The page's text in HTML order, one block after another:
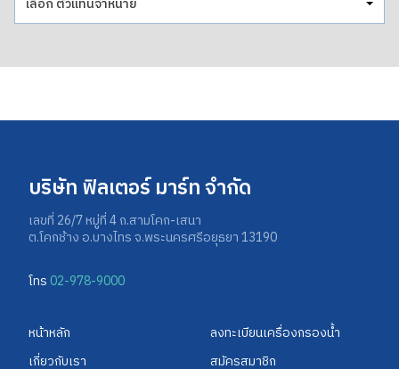
เลือก ตัวแทนจำหน่าย
บริษัท ฟิลเตอร์ มาร์ท จำกัด
เลขที่ 26/7 หมู่ที่ 4 ถ.สามโคก-เสนา
ต.โคกช้าง อ.บางไทร จ.พระนครศรีอยุธยา 13190
โทร 02-978-9000
หน้าหลัก
เกี่ยวกับเรา
ลงทะเบียนเครื่องกรองน้ำ
สมัครสมาชิก